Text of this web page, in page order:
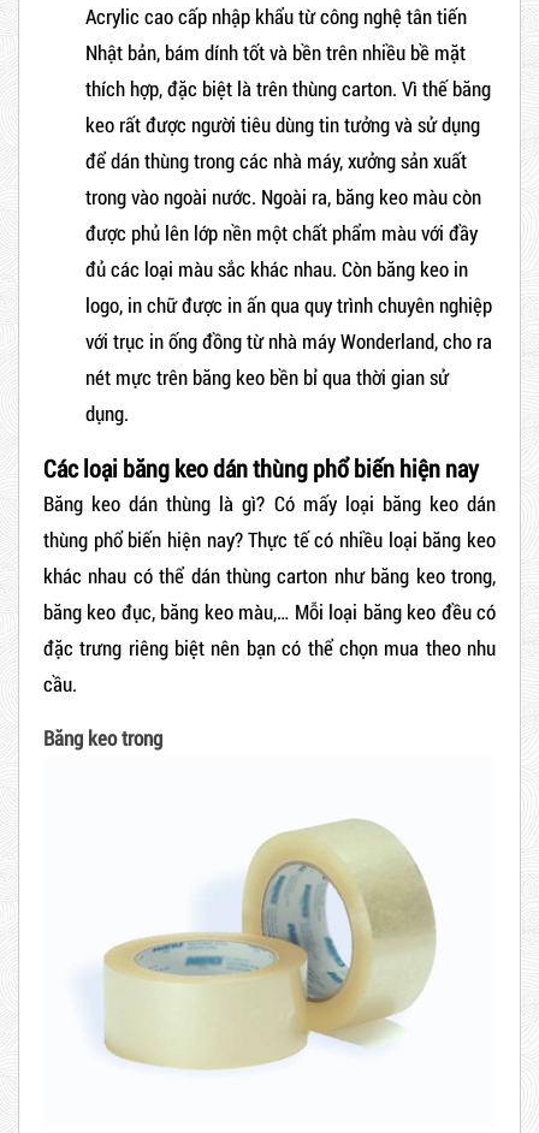
Acrylic cao cấp nhập khẩu từ công nghệ tân tiến
Nhật bản, bám dính tốt và bền trên nhiều bề mặt
thích hợp, đặc biệt là trên thùng carton. Vì thế băng
keo rất được người tiêu dùng tin tưởng và sử dụng
để dán thùng trong các nhà máy, xưởng sản xuất
trong vào ngoài nước. Ngoài ra, băng keo màu còn
được phủ lên lớp nền một chất phẩm màu với đầy
đủ các loại màu sắc khác nhau. Còn băng keo in
logo, in chữ được in ấn qua quy trình chuyên nghiệp
với trục in ống đồng từ nhà máy Wonderland, cho ra
nét mực trên băng keo bền bỉ qua thời gian sử
dụng.
Các loại băng keo dán thùng phổ biến hiện nay
Băng keo dán thùng là gì? Có mấy loại băng keo dán
thùng phổ biến hiện nay? Thực tế có nhiều loại băng keo
khác nhau có thể dán thùng carton như băng keo trong,
băng keo đục, băng keo màu,… Mỗi loại băng keo đều có
đặc trưng riêng biệt nên bạn có thể chọn mua theo nhu
cầu.
Băng keo trong